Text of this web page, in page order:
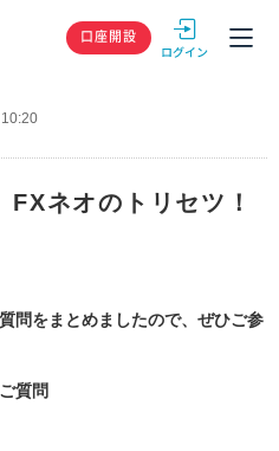
GMOクリック
口座開設
FXネオのトリセツ！
問をまとめましたので、ぜひご参
質問